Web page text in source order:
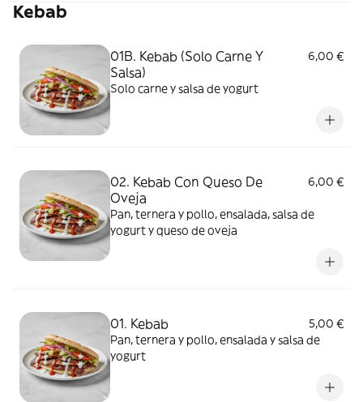
Kebab
01B. Kebab (Solo Carne Y
Salsa)
6,00 €
Solo carne y salsa de yogurt
02. Kebab Con Queso De
Oveja
6,00 €
Pan, ternera y pollo, ensalada, salsa de
yogurt y queso de oveja
01. Kebab
5,00 €
Pan, ternera y pollo, ensalada y salsa de
yogurt